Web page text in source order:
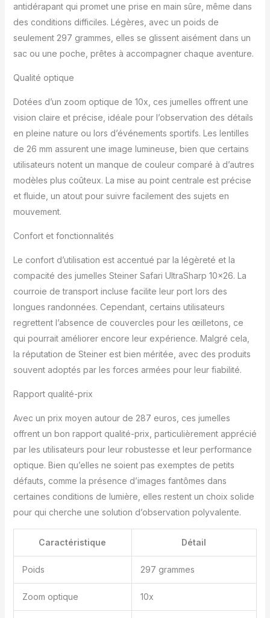
antidérapant qui promet une prise en main sûre, même dans
des conditions difficiles. Légères, avec un poids de
seulement 297 grammes, elles se glissent aisément dans un
sac ou une poche, prêtes à accompagner chaque aventure.
Qualité optique
Dotées d’un zoom optique de 10x, ces jumelles offrent une
vision claire et précise, idéale pour l’observation des détails
en pleine nature ou lors d’événements sportifs. Les lentilles
de 26 mm assurent une image lumineuse, bien que certains
utilisateurs notent un manque de couleur comparé à d’autres
modèles plus coûteux. La mise au point centrale est précise
et fluide, un atout pour suivre facilement des sujets en
mouvement.
Confort et fonctionnalités
Le confort d’utilisation est accentué par la légèreté et la
compacité des jumelles Steiner Safari UltraSharp 10×26. La
courroie de transport incluse facilite leur port lors des
longues randonnées. Cependant, certains utilisateurs
regrettent l’absence de couvercles pour les œilletons, ce
qui pourrait améliorer encore leur expérience. Malgré cela,
la réputation de Steiner est bien méritée, avec des produits
souvent adoptés par les forces armées pour leur fiabilité.
Rapport qualité-prix
Avec un prix moyen autour de 287 euros, ces jumelles
offrent un bon rapport qualité-prix, particulièrement apprécié
par les utilisateurs pour leur robustesse et leur performance
optique. Bien qu’elles ne soient pas exemptes de petits
défauts, comme la présence d’images fantômes dans
certaines conditions de lumière, elles restent un choix solide
pour qui cherche une solution d’observation polyvalente.
Caractéristique Détail
Poids 297 grammes
Zoom optique 10x